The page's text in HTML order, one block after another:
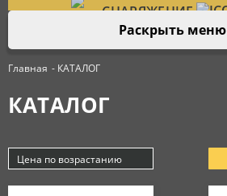
Мотоциклы
Велотехника
СНАРЯЖЕНИЕ
Мотошлемы
Очки
Защитная амуниция
Джерси
Аксессуары
Тормозная система
Моторные масла
Смазки
Раскрыть меню
Главная - КАТАЛОГ
Цена по возрастанию
Новинки
Популярные
КАТАЛОГ